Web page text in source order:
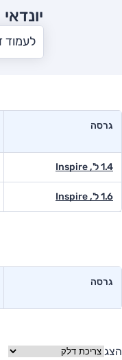
לעמוד
גרסה
1.4 ל', Inspire
1.6 ל', Inspire
גרסה
הצג